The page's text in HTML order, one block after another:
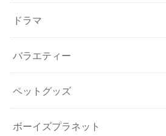
ドラマ
バラエティー
ペットグッズ
ボーイズプラネット